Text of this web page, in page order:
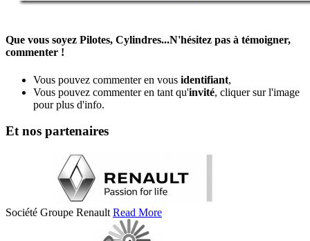
Que vous soyez Pilotes, Cylindres...N'hésitez pas à témoigner,
commenter !
Vous pouvez commenter en vous identifiant,
Vous pouvez commenter en tant qu'invité, cliquer sur l'image
pour plus d'info.
Et nos partenaires
Société Groupe Renault Read More